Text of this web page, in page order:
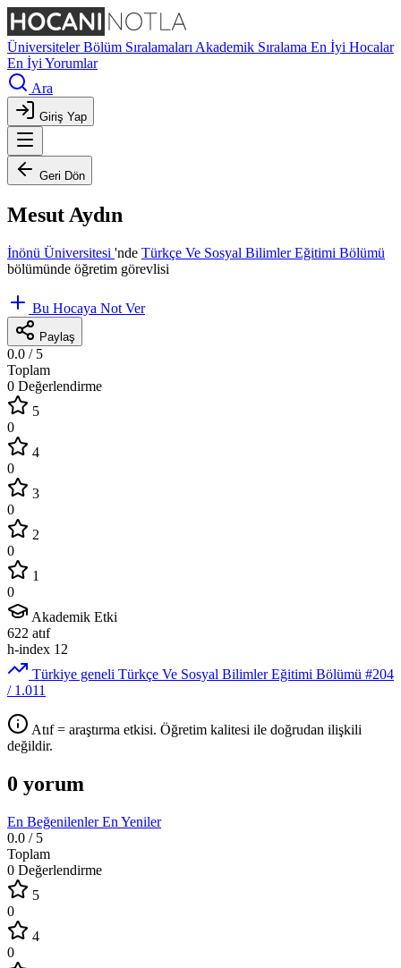
ÜniversitelerBölüm Sıralamaları Akademik Sıralama En İyi Hocalar
En İyi Yorumlar
Ara
Giriş Yap
Geri Dön
Mesut Aydın
İnönü Üniversitesi 'nde Türkçe Ve Sosyal Bilimler Eğitimi Bölümü
bölümünde öğretim görevlisi
Bu Hocaya Not Ver
Paylaş
0.0 / 5
Toplam
0 Değerlendirme
5
0
4
0
3
0
2
0
1
0
Akademik Etki
622 atıf
h-index 12
Türkiye geneli Türkçe Ve Sosyal Bilimler Eğitimi Bölümü #204
/ 1.011
Atıf = araştırma etkisi. Öğretim kalitesi ile doğrudan ilişkili
değildir.
0 yorum
En BeğenilenlerEn Yeniler
0.0 / 5
Toplam
0 Değerlendirme
5
0
4
0